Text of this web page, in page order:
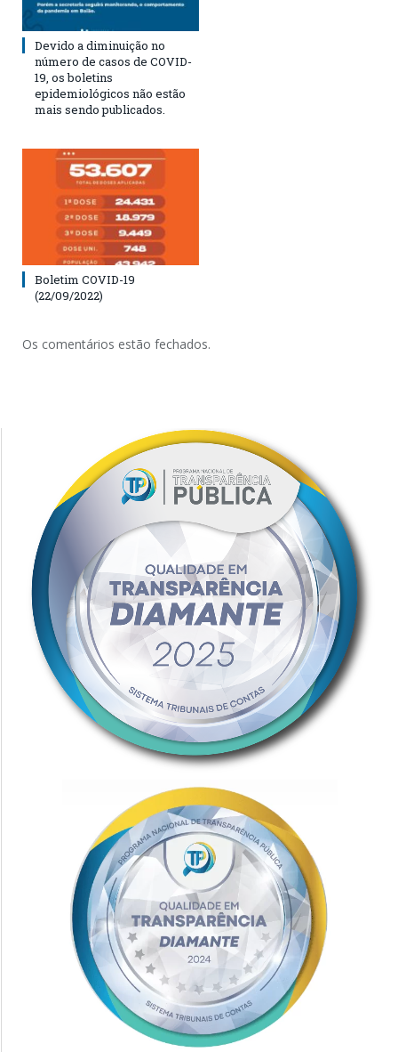
Devido a diminuição no
número de casos de COVID-
19, os boletins
epidemiológicos não estão
mais sendo publicados.
Boletim COVID-19
(22/09/2022)
Os comentários estão fechados.